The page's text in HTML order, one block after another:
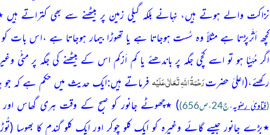
نزاکت والے ہوتے ہیں، نہانے بلکہ گیلی زمین پر بیٹھنے سے بھی کتراتے
کچھ اَثَرپڑتا ہے مثلاً وہ سُست ہوجاتا ہے یا تھوڑا بیمار ہوجاتا ہے ،اس بات کو
اگر مُہَیَّا ہو تو اسے کچّی جگہ پر باندھئے یا کم اَزکم اس کے بیٹھنے کی جگہ پر
رکھئے،(اعلیٰ حضرترَحْمَۃُ اللّٰہ ِتَعَالٰی عَلَیْہ فرماتے ہیں:ایک حدیث میں حکم ہے کہ جو جانور پالو،دن میں
(فتاویٰ رضویہ،ج24،ص656)
) ٭چھوٹے جانور کو صبح کے وقت ہری گھاس اور
٭بڑے جانور جیسے گائے وغیرہ کو ایک کلو چوکر اور ایک کلو گندم کا بھوسا